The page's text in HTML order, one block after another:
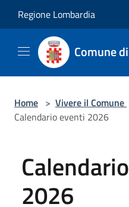
Regione Lombardia
Comune
Home > Vivere il Comune
Calendario eventi 2026
2026